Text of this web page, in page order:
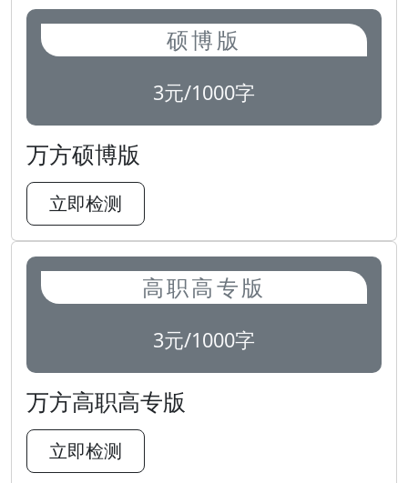
硕博版
3元/1000字
万方硕博版
立即检测
高职高专版
3元/1000字
万方高职高专版
立即检测